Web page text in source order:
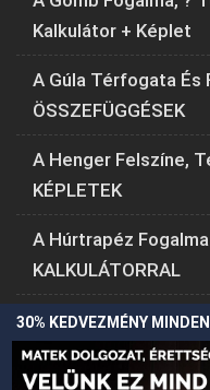
30% KEDVEZMÉNY
Kalkulátor + Képlet
A Gúla Térfogata És
ÖSSZEFÜGGÉSEK
A Henger Felszíne,
KÉPLETEK
A Húrtrapéz
KALKULÁTORRAL